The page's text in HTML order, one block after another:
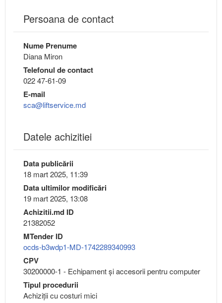
Persoana de contact
Nume Prenume
Diana Miron
Telefonul de contact
022 47-61-09
E-mail
sca@liftservice.md
Datele achizitiei
Data publicării
18 mart 2025, 11:39
Data ultimilor modificări
19 mart 2025, 13:08
Achizitii.md ID
21382052
MTender ID
ocds-b3wdp1-MD-1742289340993
CPV
30200000-1 - Echipament şi accesorii pentru computer
Tipul procedurii
Achiziții cu costuri mici